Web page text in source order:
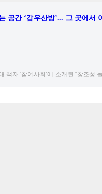
공간 ‘감우산방’... 그 곳에서
책자 ‘참여사회’에 소개된 “창조성